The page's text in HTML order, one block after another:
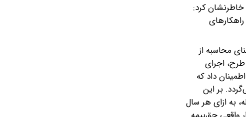
کرد:
محاسبه از
اجرای
داد که
می‌گردد. بر این
به ازای هر سال